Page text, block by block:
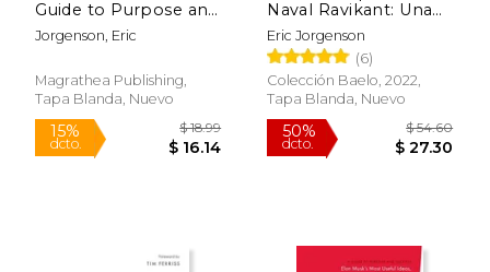
Guide to Purpose and
Success (en Inglés)
Jorgenson, Eric
Magrathea Publishing,
Tapa Blanda, Nuevo
Naval Ravikant: Una
Guía Para La Riqueza
Y La Felicidad
Eric Jorgenson
(6)
Colección Baelo, 2022,
Tapa Blanda, Nuevo